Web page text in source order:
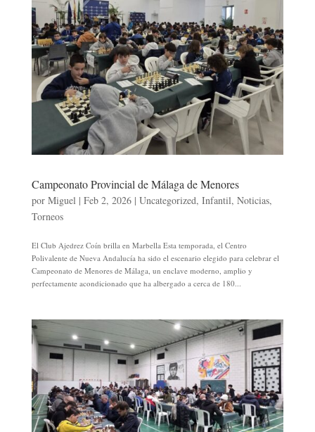
Campeonato Provincial de Málaga de Menores
por Miguel| Feb 2, 2026| Uncategorized, Infantil, Noticias,
Torneos
El Club Ajedrez Coín brilla en Marbella Esta temporada, el Centro
Polivalente de Nueva Andalucía ha sido el escenario elegido para celebrar el
Campeonato de Menores de Málaga, un enclave moderno, amplio y
perfectamente acondicionado que ha albergado a cerca de 180...